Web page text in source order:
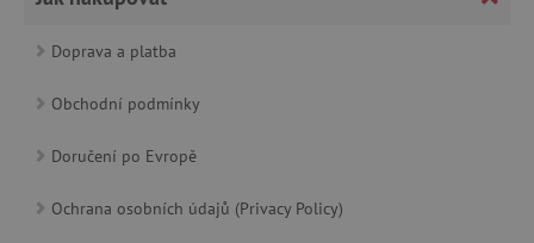
Doprava a platba
Obchodní podmínky
Doručení po Evropě
Ochrana osobních údajů (Privacy Policy)
cjConsent